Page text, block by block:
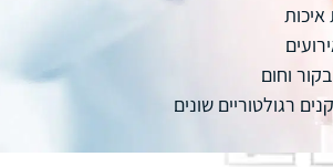
וחום